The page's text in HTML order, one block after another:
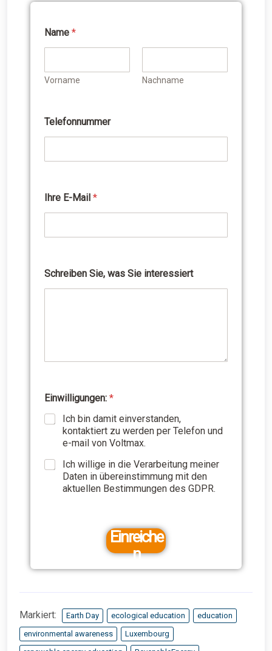
Name *
Vorname Nachname
N
a
e
e
e
Telefonnummer
Ihre E-Mail *
Schreiben Sie, was Sie interessiert
Einwilligungen: *
Ich bin damit einverstanden,
kontaktiert zu werden per Telefon und
e-mail von Voltmax.
Ich willige in die Verarbeitung meiner
Daten in übereinstimmung mit den
aktuellen Bestimmungen des GDPR.
Einreiche
n
Markiert: Earth Day ecological education
education
environmental awareness
Luxembourg